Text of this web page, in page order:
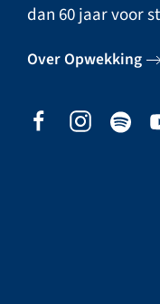
dan 60 jaar voor
Over Opwekking